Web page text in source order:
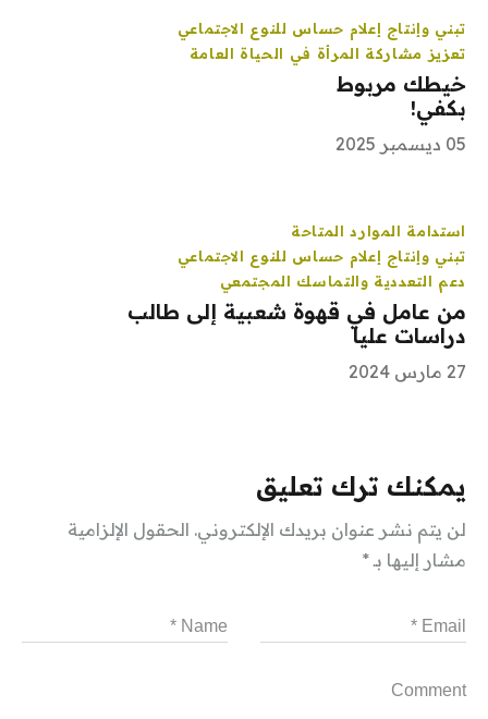
تبني وإنتاج إعلام حساس للنوع الاجتماعي
تعزيز مشاركة المرأة في الحياة العامة
خيطك مربوط
بكفي!
05 ديسمبر 2025
استدامة الموارد المتاحة
تبني وإنتاج إعلام حساس للنوع الاجتماعي
دعم التعددية والتماسك المجتمعي
من عامل في قهوة شعبية إلى طالب
دراسات عليا
27 مارس 2024
يمكنك ترك تعليق
لن يتم نشر عنوان بريدك الإلكتروني. الحقول الإلزامية
مشار إليها بـ*